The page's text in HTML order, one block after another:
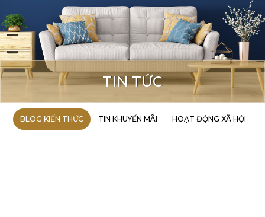
TIN TỨC
BLOG KIẾN THỨC TIN KHUYẾN MÃI HOẠT ĐỘNG XÃ HỘI